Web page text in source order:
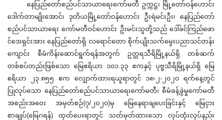
နေပြည်တော်စည်ပင်သာယာရေးကော်မတီ ဥက္ကဋ္ဌ၊ မြို့တော်ဝန်ဟောင်း
ဒေါက်တာမျိုးအောင်၊ ဒုတိယမြို့တော်ဝန်ဟောင်း ဦးရဲမင်းဦး၊ နေပြည်တော်
စည်ပင်သာယာရေး ကော်မတီဝင်ဟောင်း ဦးမင်းသူတို့သည် ဒေါ်ခင်ကြည်ဖော
င်ဒေးရှင်းအား နေပြည်တော်ရှိ လရောင်တော စိုက်ပျိုးသက်မွေးပညာသင်တန်း
ကျောင်း စီမံကိန်းဆောင်ရွက်ရန်အတွက် ဥတ္တရသီရိမြို့နယ်ရှိ တစ်ဆက်
တစ်စပ်တည်းဖြစ်သော မြေဧရိယာ ၁၀၁.၃၃ ဧကနှင့် ပုဗ္ဗသီရိမြို့နယ်ရှိ မြေ
ဧရိယာ ၂၃.၈၅၅ ဧက လျှောက်ထားရယူရာတွင် ၁၈-၂-၂၀၂၀ ရက်နေ့တွင်
ပြုလုပ်သော နေပြည်တော်စည်ပင်သာယာရေးကော်မတီ၊ စီမံခန့်ခွဲမှုကော်မတီ
အစည်းအဝေး အမှတ်စဉ်(၇/၂၀၂၀)မှ မြေနေရာချပေးခြင်းနှင့် မြေငှား
စာချုပ်(မြေဂရန်) ထုတ်ပေးရာတွင် သတ်မှတ်ထားသော လုပ်ထုံးလုပ်နည်း